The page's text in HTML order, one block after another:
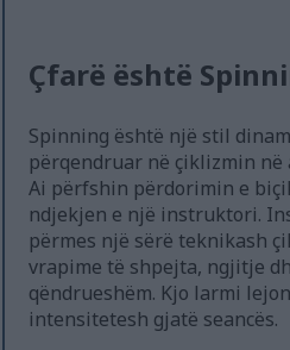
Çfarë është
Spinning është një stil
përqendruar në çiklizmin
Ai përfshin përdorimin e
ndjekjen e një instruktori.
përmes një sërë teknikash
vrapime të shpejta, ngjitje
qëndrueshëm. Kjo larmi
intensitetesh gjatë seancës.